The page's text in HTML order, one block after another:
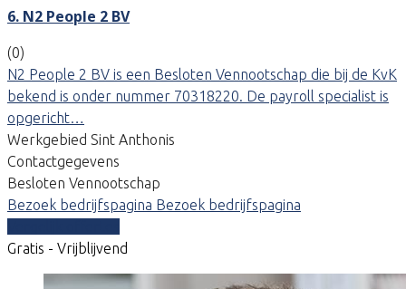
6. N2 People 2 BV
(0)
N2 People 2 BV is een Besloten Vennootschap die bij de KvK
bekend is onder nummer 70318220. De payroll specialist is
opgericht…
Werkgebied Sint Anthonis
Contactgegevens
Besloten Vennootschap
Bezoek bedrijfspagina Bezoek bedrijfspagina
Gratis - Vrijblijvend